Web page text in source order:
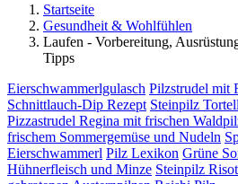
Startseite
Gesundheit & Wohlfühlen
Laufen - Vorbereitung,
Tipps
Eierschwammerlgulasch Pilzstrudel mit
Schnittlauch-Dip Rezept Steinpilz
Pizzastrudel Regina mit frischen
frischem Sommergemüse und Nudeln
Eierschwammerl Pilz Lexikon Grüne
Hühnerfleisch und Minze Steinpilz